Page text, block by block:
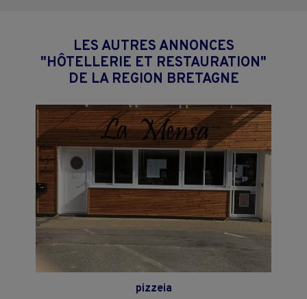
LES AUTRES ANNONCES
"HÔTELLERIE ET RESTAURATION"
DE LA REGION BRETAGNE
pizzeia